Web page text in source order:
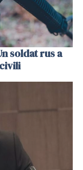
soldat rus a